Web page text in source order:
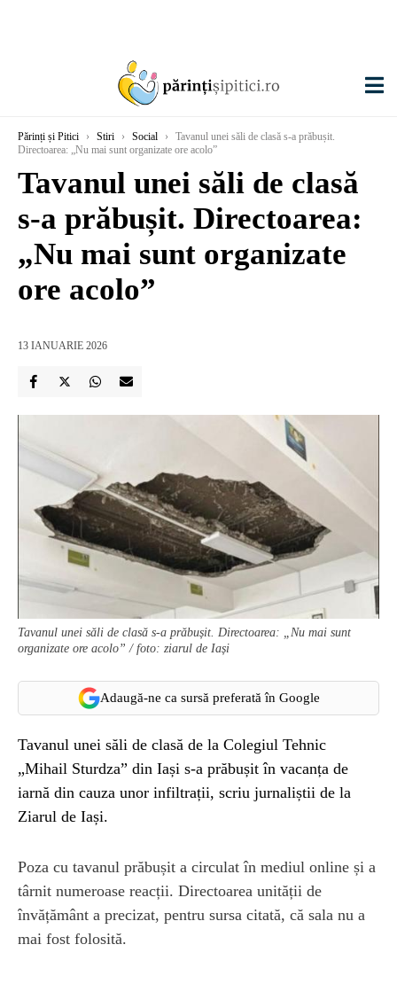
Părinți și Pitici › Stiri › Social ›
Tavanul unei săli de clasă s-a prăbușit.
Directoarea: „Nu mai sunt organizate ore acolo”
Tavanul unei săli de clasă
s-a prăbușit. Directoarea:
„Nu mai sunt organizate
ore acolo”
13 IANUARIE 2026
Tavanul unei săli de clasă s-a prăbușit. Directoarea: „Nu mai sunt
organizate ore acolo” / foto: ziarul de Iași
Adaugă-ne ca sursă preferată în Google
Tavanul unei săli de clasă de la Colegiul Tehnic
„Mihail Sturdza” din Iași s-a prăbușit în vacanța de
iarnă din cauza unor infiltrații, scriu jurnaliștii de la
Ziarul de Iași.
Poza cu tavanul prăbușit a circulat în mediul online și a
târnit numeroase reacții. Directoarea unității de
învățământ a precizat, pentru sursa citată, că sala nu a
mai fost folosită.